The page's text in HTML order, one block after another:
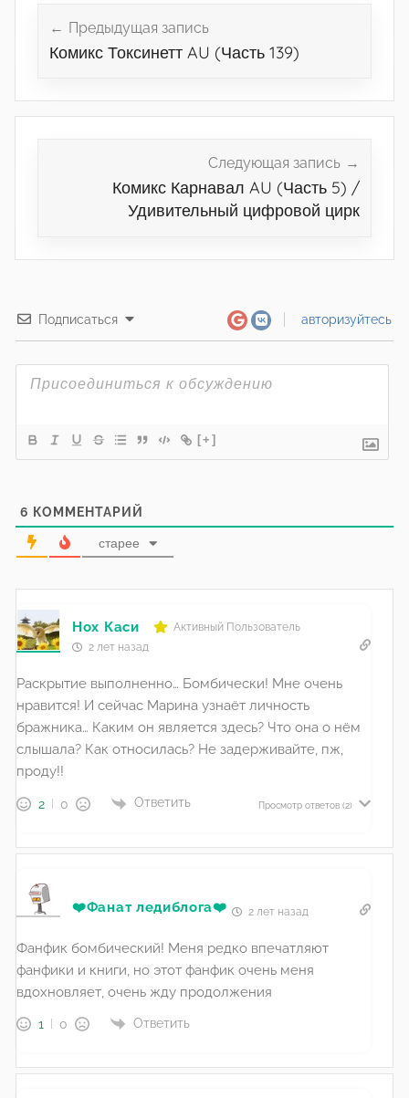
записям
Предыдущая запись
Комикс Токсинетт AU (Часть 139)
Следующая запись
Комикс Карнавал AU (Часть 5) /
Удивительный цифровой цирк
Подписаться авторизуйтесь
[+]
6 КОММЕНТАРИЙ
старее
Нох Каси
Активный Пользователь
2 лет назад
Раскрытие выполненно… Бомбически! Мне очень
нравится! И сейчас Марина узнаёт личность
бражника… Каким он является здесь? Что она о нём
слышала? Как относилась? Не задерживайте, пж,
проду!!
2 0 Ответить Просмотр ответов (2)
❤️Фанат ледиблога❤️ 2 лет назад
Фанфик бомбический! Меня редко впечатляют
фанфики и книги, но этот фанфик очень меня
вдохновляет, очень жду продолжения
1 0 Ответить